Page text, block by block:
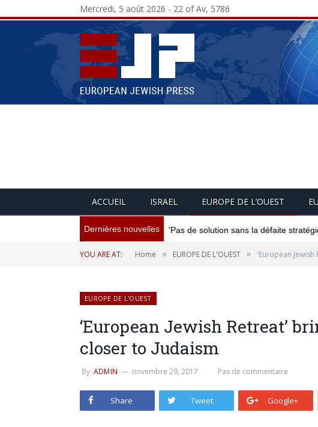
Mercredi, 5 août 2026 - 22 of Av, 5786
ACCUEIL ISRAEL EUROPE DE L’OUEST
Dernières nouvelles 'Pas de solution sans la défaite
YOU ARE AT: Home » EUROPE DE L'OUEST » ‘European
EUROPE DE L'OUEST
‘European Jewish Retreat’
closer to Judaism
By ADMIN novembre 29, 2017 Pas de commentaire
Share Tweet Google+